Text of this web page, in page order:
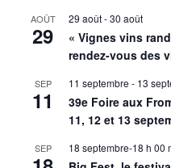
AOÛT
29
29 août-30 août
« Vignes vins
rendez-vous des
SEP
11
11 septembre - 13
39e Foire aux
11, 12 et 13
SEP 18 septembre-18 h 00